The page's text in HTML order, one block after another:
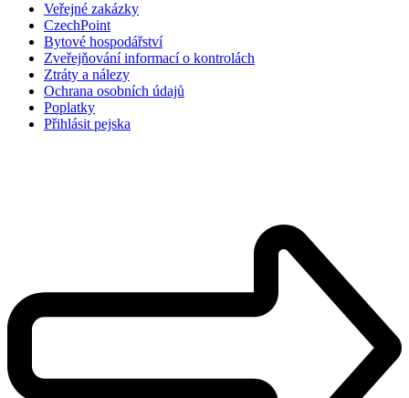
Veřejné zakázky
CzechPoint
Bytové hospodářství
Zveřejňování informací o kontrolách
Ztráty a nálezy
Ochrana osobních údajů
Poplatky
Přihlásit pejska